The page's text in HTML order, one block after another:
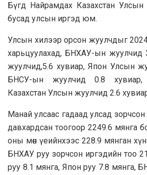
Бүгд Найрамдах Казахстан Улсын
бусад улсын иргэд юм.
Улсын хилээр орсон жуулчдыг
харьцуулахад, БНХАУ-ын жуулчид
жуулчид,5.6 хувиар, Япон Улсын
БНСУ-ын жуулчид 0.8 хувиар,
Казахстан Улсын жуулчид 2.6
Манай улсаас гадаад улсад
давхардсан тоогоор 2249.6 мянга
оны мөн үеийнхээс 228.9 мянган
БНХАУ руу зорчсон иргэдийн тоо
руу 8.1 мянга, Япон руу 7.8 мянга,